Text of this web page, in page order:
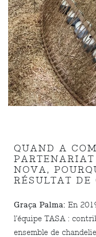
QUAND A
NOVA,
RÉSULTAT DE
Graça Palma: En
l’équipe TASA :
ensemble de